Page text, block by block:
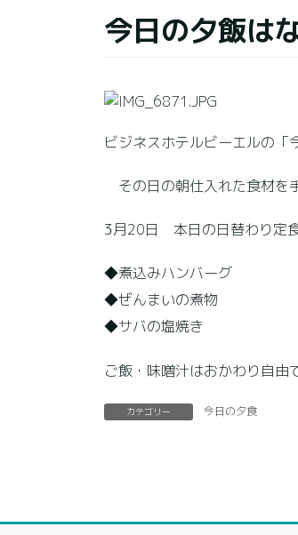
今日の夕飯は
ビジネスホテルビーエルの「
その日の朝仕入れた食材を
3月20日 本日の日替わり定
◆煮込みハンバーグ
◆ぜんまいの煮物
◆サバの塩焼き
ご飯・味噌汁はおかわり自由
カテゴリー 今日の夕食